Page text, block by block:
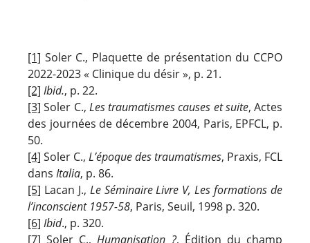
[1] Soler C., Plaquette de présentation du CCPO
2022-2023 « Clinique du désir », p. 21.
[2] Ibid., p. 22.
[3] Soler C., Les traumatismes causes et suite, Actes
des journées de décembre 2004, Paris, EPFCL, p.
50.
[4] Soler C., L’époque des traumatismes, Praxis, FCL
dans Italia, p. 86.
[5] Lacan J., Le Séminaire Livre V, Les formations de
l’inconscient 1957-58, Paris, Seuil, 1998 p. 320.
[6] Ibid., p. 320.
[7] Soler C.,Humanisation ?, Édition du champ